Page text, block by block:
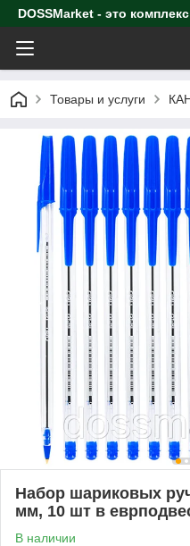
DOSSMarket - это
Товары и услуги
Набор шариковых
мм, 10 шт в
В наличии